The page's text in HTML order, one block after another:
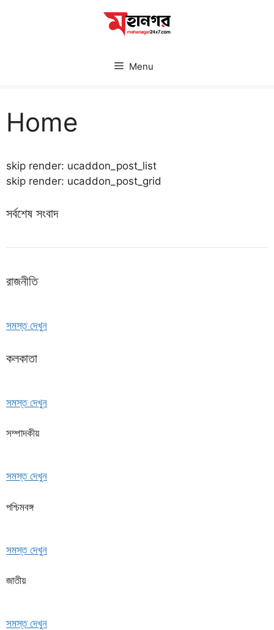
Menu
Home
skip render: ucaddon_post_list
skip render: ucaddon_post_grid
সর্বশেষ সংবাদ
রাজনীতি
সমস্ত দেখুন
কলকাতা
সমস্ত দেখুন
সম্পাদকীয়
সমস্ত দেখুন
পশ্চিমবঙ্গ
সমস্ত দেখুন
জাতীয়
সমস্ত দেখুন